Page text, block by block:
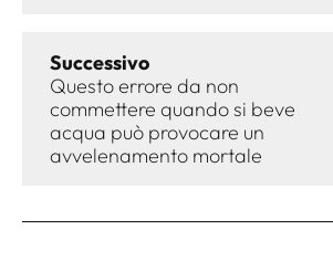
Successivo
Questo errore da non
commettere quando si beve
acqua può provocare un
avvelenamento mortale